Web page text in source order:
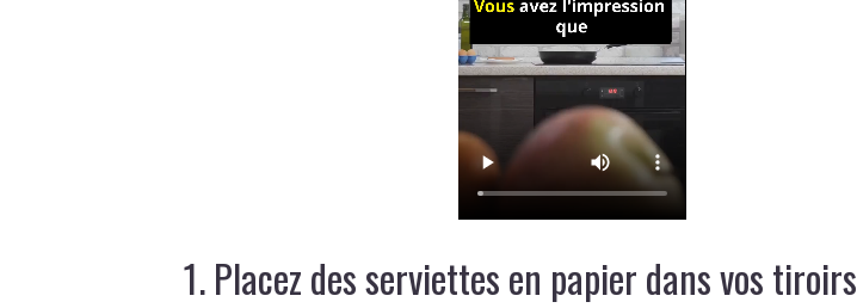
1. Placez des serviettes en papier dans vos tiroirs